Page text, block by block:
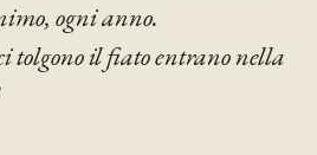
ogni anno.
tolgono il fiato entrano nella